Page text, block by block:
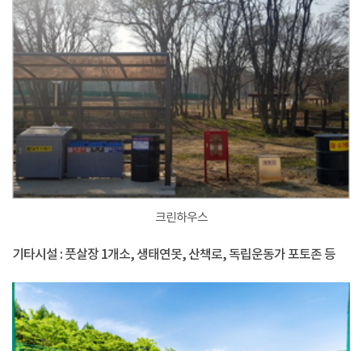
크린하우스
기타시설 : 풋살장 1개소, 생태연못, 산책로, 독립운동가 포토존 등